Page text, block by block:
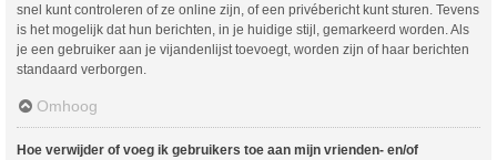
snel kunt controleren of ze online zijn, of een privébericht kunt sturen. Tevens
is het mogelijk dat hun berichten, in je huidige stijl, gemarkeerd worden. Als
je een gebruiker aan je vijandenlijst toevoegt, worden zijn of haar berichten
standaard verborgen.
Omhoog
Hoe verwijder of voeg ik gebruikers toe aan mijn vrienden- en/of